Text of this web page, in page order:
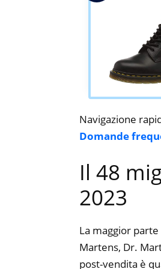
Navigazione
Domande
Il 48
2023
La maggior
Martens, Dr.
post-vendita è